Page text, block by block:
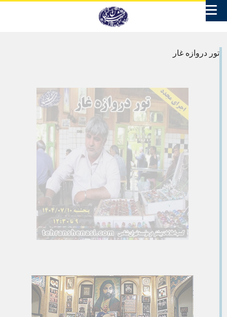
تور دروازه غار